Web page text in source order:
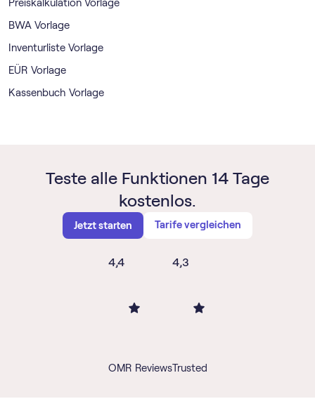
Preiskalkulation Vorlage
BWA Vorlage
Inventurliste Vorlage
EÜR Vorlage
Kassenbuch Vorlage
Teste alle Funktionen 14 Tage
kostenlos.
Jetzt starten Tarife vergleichen
4,4
OMR Reviews
4,3
Trusted